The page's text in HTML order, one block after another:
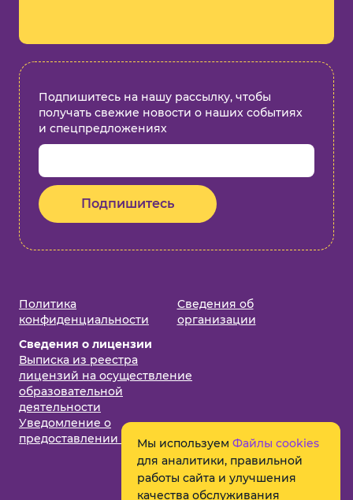
Подпишитесь на нашу рассылку, чтобы
получать свежие новости о наших событиях
и спецпредложениях
Подпишитесь
Политика
конфиденциальности
Cведения об
организации
Сведения о лицензии
Выписка из реестра
лицензий на осуществление
образовательной
деятельности
Уведомление о
предоставлении лицензииМы используем Файлы cookies
для аналитики, правильной
работы сайта и улучшения
качества обслуживания